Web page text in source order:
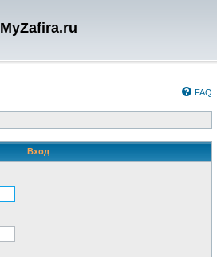
MyZafira.ru
FAQ
Вход